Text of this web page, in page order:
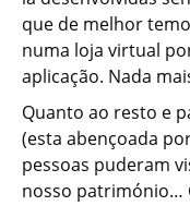
que de melhor
numa loja virtual
aplicação. Nada
Quanto ao resto e
(esta abençoada
pessoas puderam
nosso património…